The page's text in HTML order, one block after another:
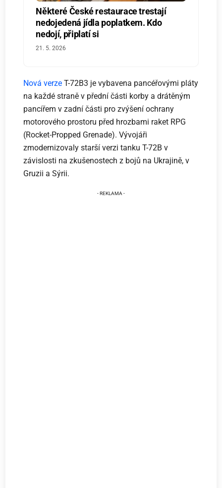
Některé České restaurace trestají
nedojedená jídla poplatkem. Kdo
nedojí, připlatí si
21. 5. 2026
Nová verze T-72B3 je vybavena pancéřovými pláty
na každé straně v přední části korby a drátěným
pancířem v zadní části pro zvýšení ochrany
motorového prostoru před hrozbami raket RPG
(Rocket-Propped Grenade). Vývojáři
zmodernizovaly starší verzi tanku T-72B v
závislosti na zkušenostech z bojů na Ukrajině, v
Gruzii a Sýrii.